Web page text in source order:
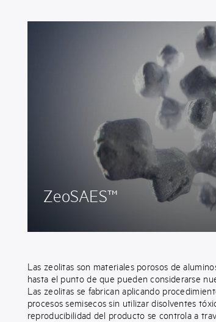
ZeoSAES™
Las zeolitas son materiales porosos de
hasta el punto de que pueden considerarse
Las zeolitas se fabrican aplicando
procesos semisecos sin utilizar disolventes
reproducibilidad del producto se controla a